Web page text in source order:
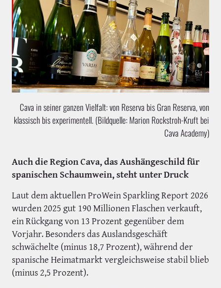
Cava in seiner ganzen Vielfalt: von Reserva bis Gran Reserva, von
klassisch bis experimentell. (Bildquelle: Marion Rockstroh-Kruft bei
Cava Academy)
Auch die Region Cava, das Aushängeschild für
spanischen Schaumwein, steht unter Druck
Laut dem aktuellen ProWein Sparkling Report 2026
wurden 2025 gut 190 Millionen Flaschen verkauft,
ein Rückgang von 13 Prozent gegenüber dem
Vorjahr. Besonders das Auslandsgeschäft
schwächelte (minus 18,7 Prozent), während der
spanische Heimatmarkt vergleichsweise stabil blieb
(minus 2,5 Prozent).